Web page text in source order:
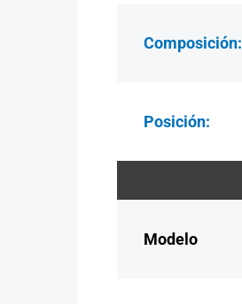
Composición:
Posición:
Modelo